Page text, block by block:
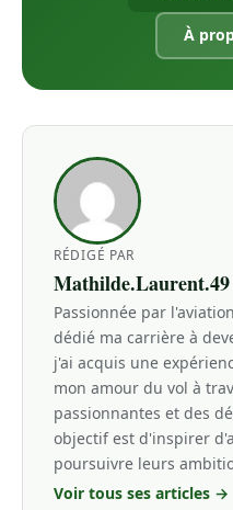
À
RÉDIGÉ PAR
Mathilde.Laurent.49
Passionnée par
dédié ma carrière à
j'ai acquis une
mon amour du vol à
passionnantes et des
objectif est d'inspirer
poursuivre leurs
Voir tous ses articles →